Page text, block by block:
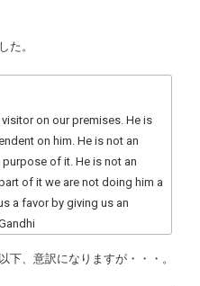
た。
on our premises. He is
on him. He is not an
of it. He is not an
of it we are not doing him a
a favor by giving us an
下、意訳になりますが・・・。